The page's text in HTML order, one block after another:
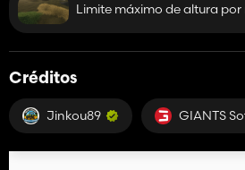
Limite máximo de altura
Créditos
Jinkou89 GIANTS